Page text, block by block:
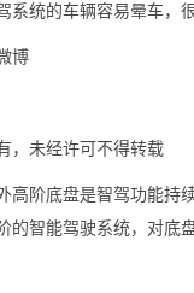
系统的车辆容易晕车，
博
，未经许可不得转载
阶底盘是智驾功能持续
的智能驾驶系统，对底